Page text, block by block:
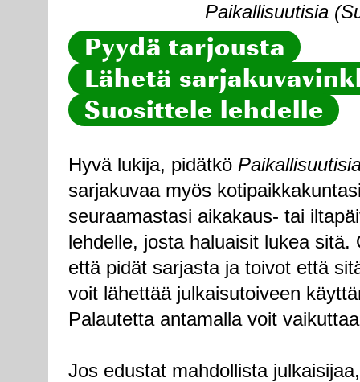
Paikallisuutisia
Pyydä tarjousta
Lähetä
Suosittele lehdelle
Hyvä lukija, pidätkö
sarjakuvaa myös
seuraamastasi aikakaus- tai
lehdelle, josta haluaisit lukea
että pidät sarjasta ja toivot että
voit lähettää julkaisutoiveen
Palautetta antamalla voit
Jos edustat mahdollista